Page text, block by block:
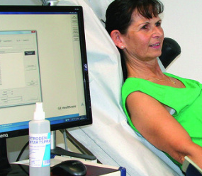
Pflege
Palliativversorgung
Wundmanagement
Fachübergreifend